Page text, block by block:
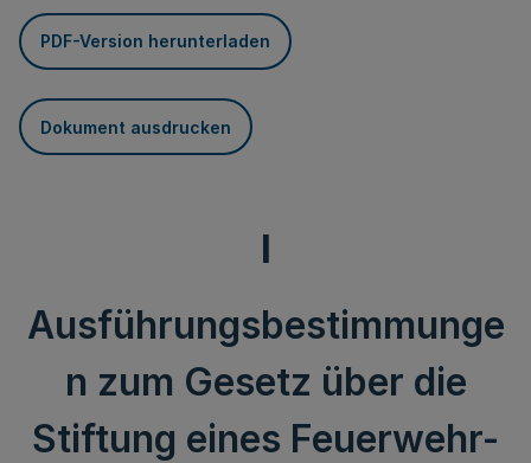
PDF-Version herunterladen
Dokument ausdrucken
I
Ausführungsbestimmunge
n zum Gesetz über die
Stiftung eines Feuerwehr-